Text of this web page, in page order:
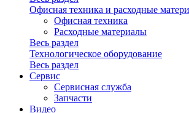
Офисная техника и расходные
Офисная техника
Расходные материалы
Весь раздел
Технологическое оборудование
Весь раздел
Сервис
Сервисная служба
Запчасти
Видео